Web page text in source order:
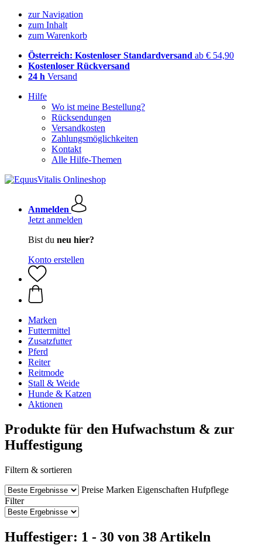
zur Navigation
zum Inhalt
zum Warenkorb
Österreich: Kostenloser Standardversand ab € 54,90
Kostenloser Rückversand
24 h Versand
Hilfe
Wo ist meine Bestellung?
Rücksendungen
Versandkosten
Zahlungsmöglichkeiten
Kontakt
Alle Hilfe-Themen
Anmelden
Jetzt anmelden
Bist du neu hier?
Konto erstellen
Marken
Futtermittel
Zusatzfutter
Pferd
Reiter
Reitmode
Stall & Weide
Hunde & Katzen
Aktionen
Produkte für den Hufwachstum & zur
Huffestigung
Filtern & sortieren
Preise Marken Eigenschaften Hufpflege
Filter
Huffestiger: 1 - 30 von 38 Artikeln